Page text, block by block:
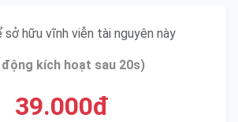
sở hữu vĩnh viễn tài nguyên này
kích hoạt sau 20s)
39.000đ